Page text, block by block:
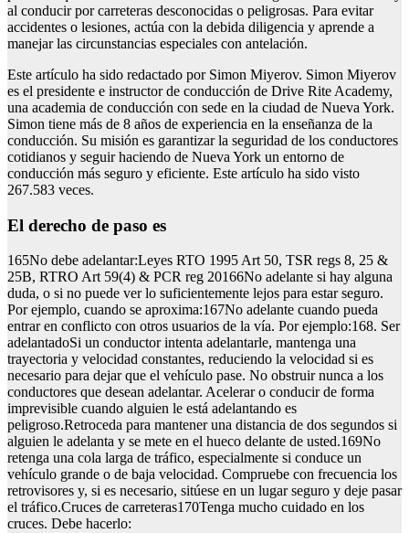
al conducir por carreteras desconocidas o peligrosas. Para evitar
accidentes o lesiones, actúa con la debida diligencia y aprende a
manejar las circunstancias especiales con antelación.
Este artículo ha sido redactado por Simon Miyerov. Simon Miyerov
es el presidente e instructor de conducción de Drive Rite Academy,
una academia de conducción con sede en la ciudad de Nueva York.
Simon tiene más de 8 años de experiencia en la enseñanza de la
conducción. Su misión es garantizar la seguridad de los conductores
cotidianos y seguir haciendo de Nueva York un entorno de
conducción más seguro y eficiente. Este artículo ha sido visto
267.583 veces.
El derecho de paso es
165No debe adelantar:Leyes RTO 1995 Art 50, TSR regs 8, 25 &
25B, RTRO Art 59(4) & PCR reg 20166No adelante si hay alguna
duda, o si no puede ver lo suficientemente lejos para estar seguro.
Por ejemplo, cuando se aproxima:167No adelante cuando pueda
entrar en conflicto con otros usuarios de la vía. Por ejemplo:168. Ser
adelantadoSi un conductor intenta adelantarle, mantenga una
trayectoria y velocidad constantes, reduciendo la velocidad si es
necesario para dejar que el vehículo pase. No obstruir nunca a los
conductores que desean adelantar. Acelerar o conducir de forma
imprevisible cuando alguien le está adelantando es
peligroso.Retroceda para mantener una distancia de dos segundos si
alguien le adelanta y se mete en el hueco delante de usted.169No
retenga una cola larga de tráfico, especialmente si conduce un
vehículo grande o de baja velocidad. Compruebe con frecuencia los
retrovisores y, si es necesario, sitúese en un lugar seguro y deje pasar
el tráfico.Cruces de carreteras170Tenga mucho cuidado en los
cruces. Debe hacerlo: